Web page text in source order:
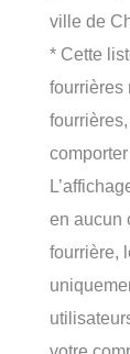
ville de
* Cette
fourrières
en aucun
fourrière,